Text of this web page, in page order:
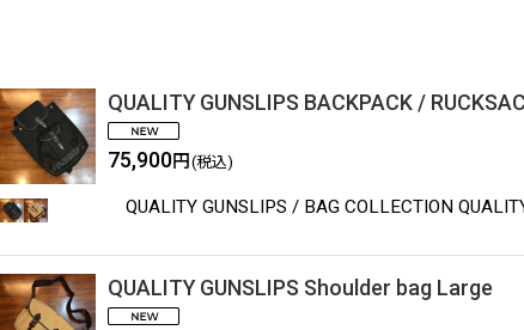
QUALITY GUNSLIPS BACKPACK /
75,900円 (税込)
QUALITY GUNSLIPS / BAG COLLECTION
QUALITY GUNSLIPS Shoulder bag Large